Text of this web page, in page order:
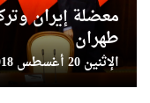
معضلة إيران
طهران
الإثنين 20 أغسطس 2018 - 15:08:17